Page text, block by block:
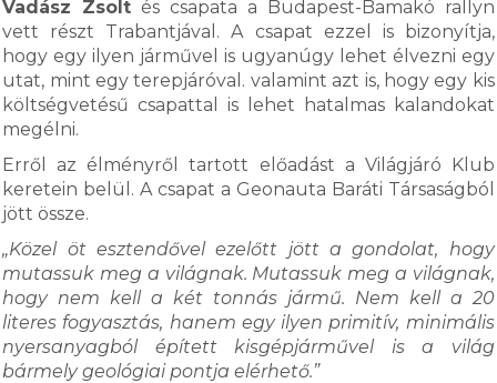
Vadász Zsolt és csapata a Budapest-Bamakó rallyn
vett részt Trabantjával. A csapat ezzel is bizonyítja,
hogy egy ilyen járművel is ugyanúgy lehet élvezni egy
utat, mint egy terepjáróval. valamint azt is, hogy egy kis
költségvetésű csapattal is lehet hatalmas kalandokat
megélni.
Erről az élményről tartott előadást a Világjáró Klub
keretein belül. A csapat a Geonauta Baráti Társaságból
jött össze.
„Közel öt esztendővel ezelőtt jött a gondolat, hogy
mutassuk meg a világnak. Mutassuk meg a világnak,
hogy nem kell a két tonnás jármű. Nem kell a 20
literes fogyasztás, hanem egy ilyen primitív, minimális
nyersanyagból épített kisgépjárművel is a világ
bármely geológiai pontja elérhető.”